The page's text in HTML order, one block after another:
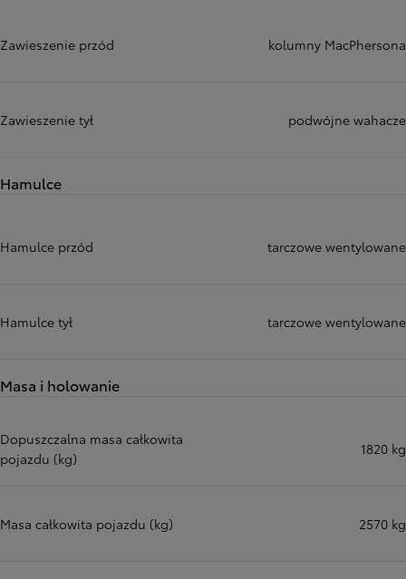
Zawieszenie przód kolumny MacPhersona
Zawieszenie tył podwójne wahacze
Hamulce
Hamulce przód tarczowe wentylowane
Hamulce tył tarczowe wentylowane
Masa i holowanie
Dopuszczalna masa całkowita
pojazdu (kg)
1820 kg
Masa całkowita pojazdu (kg) 2570 kg